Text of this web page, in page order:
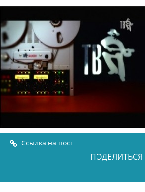
Ссылка на пост